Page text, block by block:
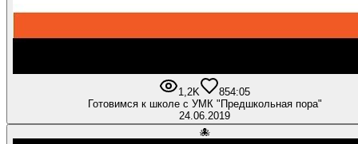
1,2K 854:05
Готовимся к школе с УМК "Предшкольная пора"
24.06.2019
🐙